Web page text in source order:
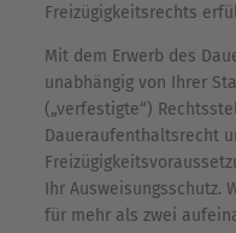
Freizügigkeitsrechts
Mit dem Erwerb des
unabhängig von Ihrer
(„verfestigte“)
Daueraufenthaltsrecht
Ihr Ausweisungsschutz.
für mehr als zwei